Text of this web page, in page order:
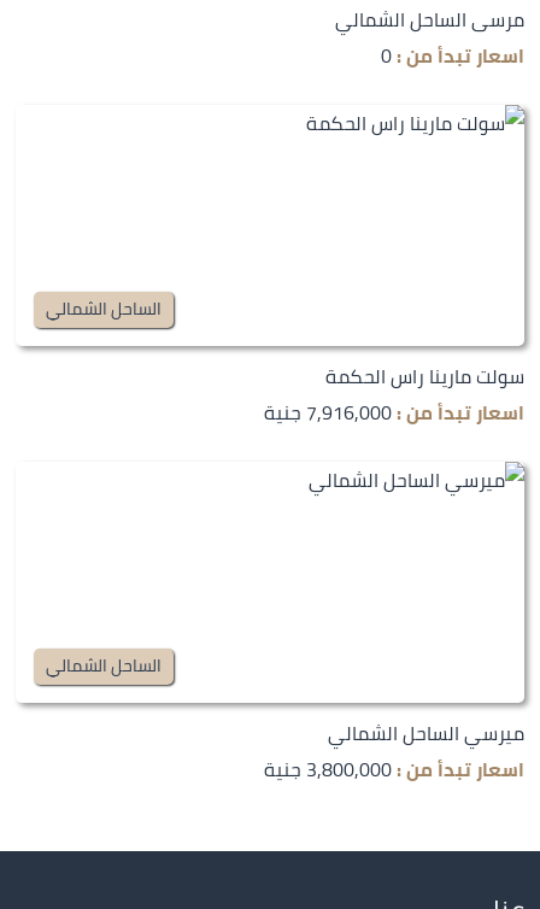
مرسى الساحل الشمالي
اسعار تبدأ من :0
الساحل الشمالي
سولت مارينا راس الحكمة
اسعار تبدأ من :7,916,000 جنية
الساحل الشمالي
ميرسي الساحل الشمالي
اسعار تبدأ من :3,800,000 جنية